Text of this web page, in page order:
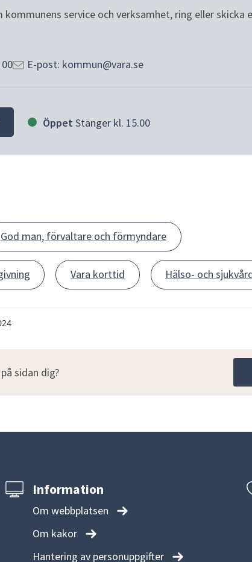
kommunens service och verksamhet, ring eller skicka
E-post: kommun@vara.se
Öppet Stänger kl. 15.00
God man, förvaltare och förmyndare
Vara korttid Hälso- och
sidan dig?
Information
Om webbplatsen
Om kakor
Hantering av personuppgifter